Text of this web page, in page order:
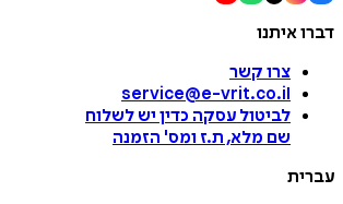
דברו איתנו
צרו קשר
service@e-vrit.co.il
לביטול עסקה כדין יש לשלוח
שם מלא, ת.ז ומס' הזמנה
עברית